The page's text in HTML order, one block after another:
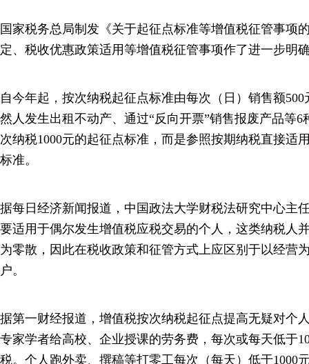
国家税务总局制发《关于起征点标准等增值税征管事项
定、税收优惠政策适用等增值税征管事项作了进一步明
自今年起，按次纳税起征点标准由每次（日）销售额
然人发生出租不动产、通过“反向开票”销售报废产品等
次纳税1000元的起征点标准，而是参照按期纳税直接适
标准。
据每日经济新闻报道，中国政法大学财税法研究中心主
要适用于偶尔发生增值税应税交易的个人，这类纳税人
为零散，因此在税收政策和征管方式上应区别于以经营
户。
据第一财经报道，增值税按次纳税起征点提高无疑对个
专家学者给高校、企业授课的劳务费，每次或每天低于
税。个人跑外卖、撰稿等打零工每次（每天）低于1000